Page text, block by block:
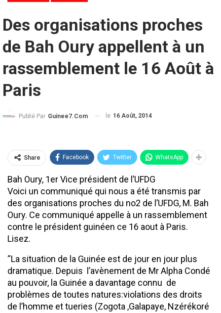
Des organisations proches
de Bah Oury appellent à un
rassemblement le 16 Août à
Paris
Publié Par Guinee7.com le 16 Août, 2014
Share Facebook Twitter WhatsApp
Bah Oury, 1er Vice président de l’UFDG
Voici un communiqué qui nous a été transmis par
des organisations proches du no2 de l’UFDG, M. Bah
Oury. Ce communiqué appelle à un rassemblement
contre le président guinéen ce 16 aout à Paris.
Lisez.
‘‘La situation de la Guinée est de jour en jour plus
dramatique. Depuis l’avènement de Mr Alpha Condé
au pouvoir, la Guinée a davantage connu de
problèmes de toutes natures:violations des droits
de l’homme et tueries (Zogota ,Galapaye, Nzérékoré